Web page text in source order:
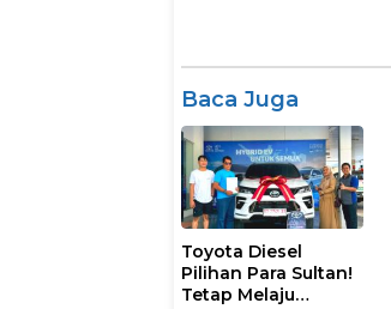
Baca Juga
Toyota Diesel
Pilihan Para Sultan!
Tetap Melaju